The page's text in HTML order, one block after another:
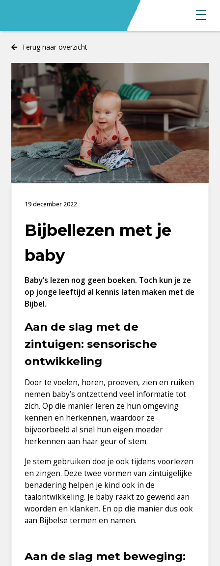
Terug naar overzicht
19 december 2022
Bijbellezen met je
baby
Baby’s lezen nog geen boeken. Toch kun je ze
op jonge leeftijd al kennis laten maken met de
Bijbel.
Aan de slag met de
zintuigen: sensorische
ontwikkeling
Door te voelen, horen, proeven, zien en ruiken
nemen baby’s ontzettend veel informatie tot
zich. Op die manier leren ze hun omgeving
kennen en herkennen, waardoor ze
bijvoorbeeld al snel hun eigen moeder
herkennen aan haar geur of stem.
Je stem gebruiken doe je ook tijdens voorlezen
en zingen. Deze twee vormen van zintuigelijke
benadering helpen je kind ook in de
taalontwikkeling. Je baby raakt zo gewend aan
woorden en klanken. En op die manier dus ook
aan Bijbelse termen en namen.
Aan de slag met beweging: